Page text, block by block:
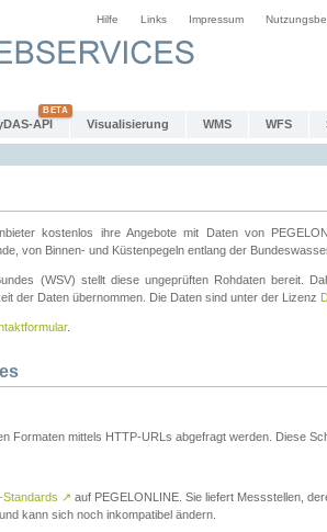
Hilfe Links Impressum
API Visualisierung WMS WFS
kostenlos ihre Angebote mit Daten von
von Binnen- und Küstenpegeln entlang der
(WSV) stellt diese ungeprüften Rohdaten bereit.
der Daten übernommen. Die Daten sind unter der Lizenz
.
Formaten mittels HTTP-URLs abgefragt werden. Diese
Standards ↗ auf PEGELONLINE. Sie liefert Messstellen,
kann sich noch inkompatibel ändern.